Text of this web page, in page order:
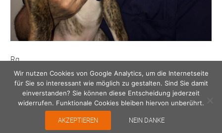
Rg
Veröffentlicht
am
11. Januar 2021 Originalgröße
768 × 875
Beitragsnavigation VERÖFFENTLICHT IN
Wir nutzen Cookies von Google Analytics, um die Internetseite
für Sie so interessant wie möglich zu gestalten. Sind Sie damit
einverstanden? Sie können diese Entscheidung jederzeit
widerrufen. Funktionale Cookies bleiben hiervon unberührt.
AKZEPTIEREN NEIN DANKE